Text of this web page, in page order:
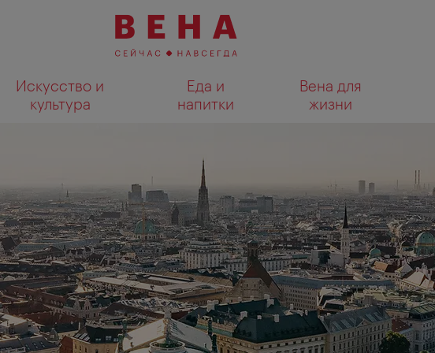
Искусство и
культура
Еда и
напитки
Вена для
жизни